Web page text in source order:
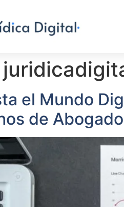
el Mundo
de